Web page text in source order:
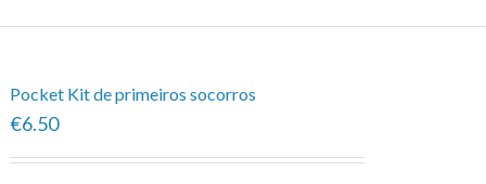
Pocket Kit de primeiros socorros
€6.50